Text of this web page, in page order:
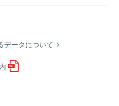
データについて